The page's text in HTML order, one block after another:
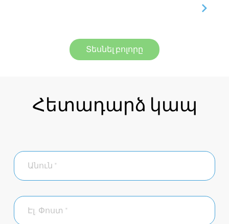
Տեսնել բոլորը
Հետադարձ կապ